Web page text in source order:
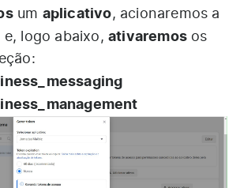
um aplicativo, acionaremos a
e, logo abaixo,ativaremos os